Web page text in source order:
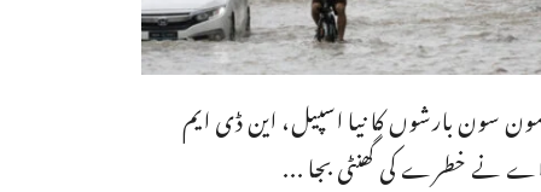
سون بارشوں کا نیا اسپیل، این ڈی ایم
نے خطرے کی گھنٹی بجا ...